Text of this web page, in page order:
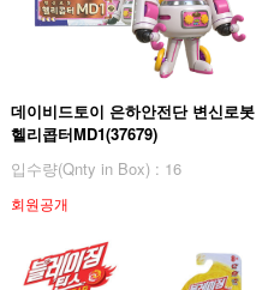
데이비드토이 은하안전단 변신로봇
헬리콥터MD1(37679)
입수량(Qnty in Box) : 16
회원공개